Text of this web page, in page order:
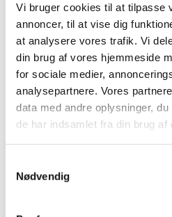
Vi bruger cookies til at tilpasse
annoncer, til at vise dig
at analysere vores trafik. Vi
din brug af vores hjemmeside
for sociale medier,
analysepartnere. Vores
data med andre oplysninger,
de har indsamlet fra din brug af
Nødvendig
2
Skødstrup Skole
3
Sankt Birgitta Skole
4
Hjallerup Skole
5
Laursens Realskole